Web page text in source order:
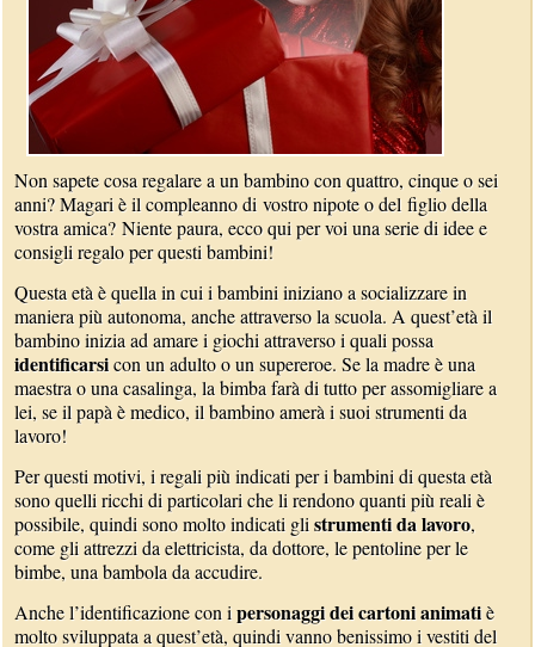
Non sapete cosa regalare a un bambino con quattro, cinque o sei
anni? Magari è il compleanno di vostro nipote o del figlio della
vostra amica? Niente paura, ecco qui per voi una serie di idee e
consigli regalo per questi bambini!
Questa età è quella in cui i bambini iniziano a socializzare in
maniera più autonoma, anche attraverso la scuola. A quest’età il
bambino inizia ad amare i giochi attraverso i quali possa
identificarsicon un adulto o un supereroe. Se la madre è una
maestra o una casalinga, la bimba farà di tutto per assomigliare a
lei, se il papà è medico, il bambino amerà i suoi strumenti da
lavoro!
Per questi motivi, i regali più indicati per i bambini di questa età
sono quelli ricchi di particolari che li rendono quanti più reali è
possibile, quindi sono molto indicati glistrumenti da lavoro,
come gli attrezzi da elettricista, da dottore, le pentoline per le
bimbe, una bambola da accudire.
Anche l’identificazione con ipersonaggi dei cartoni animatiè
molto sviluppata a quest’età, quindi vanno benissimo i vestiti del